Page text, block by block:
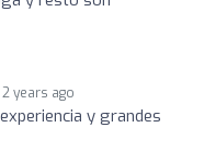
2 years ago
y grandes